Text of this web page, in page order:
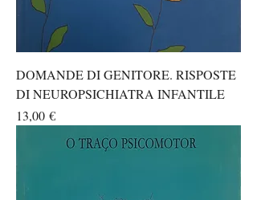
DOMANDE DI GENITORE. RISPOSTE
DI NEUROPSICHIATRA INFANTILE
Prezzo
13,00 €